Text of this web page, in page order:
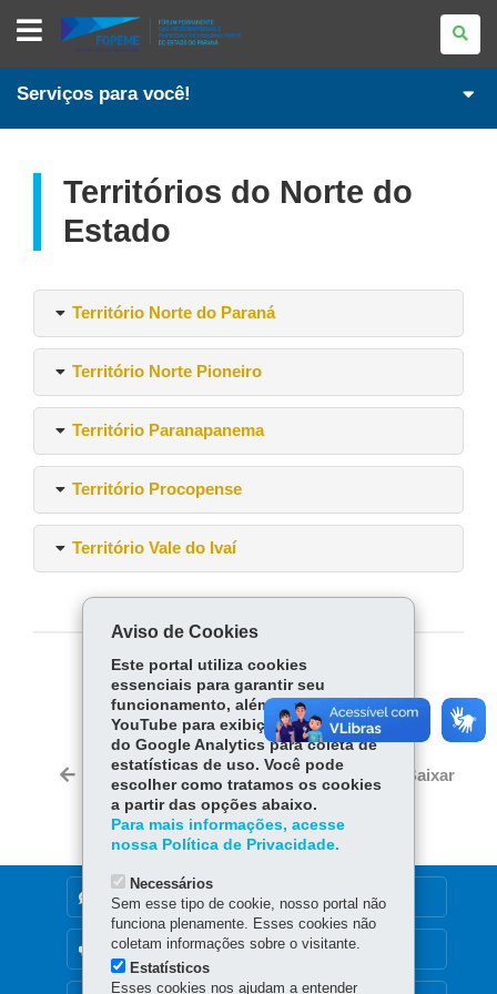
PORTAL
PARANAENSE
DA
MICRO
PEQUENA
Serviços para você!
Territórios do Norte do
Estado
Território Norte do Paraná
Território Norte Pioneiro
Território Paranapanema
Território Procopense
Território Vale do Ivaí
COMPARTILHE:
Fa
ce
bo
ok
Tw
itt
er
W
ha
ts
Ap
p
Voltar Início Imprimir Baixar
DENUNCIE CORRUPÇÃO
OUVIDORIA
Aviso de Cookies
Este portal utiliza cookies
essenciais para garantir seu
funcionamento, além de cookies do
YouTube para exibição de vídeos e
do Google Analytics para coleta de
estatísticas de uso. Você pode
escolher como tratamos os cookies
a partir das opções abaixo.
Para mais informações, acesse
nossa Política de Privacidade.
Necessários
Sem esse tipo de cookie, nosso portal não
funciona plenamente. Esses cookies não
coletam informações sobre o visitante.
Estatísticos
Esses cookies nos ajudam a entender